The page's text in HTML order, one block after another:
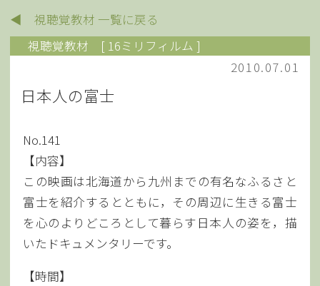
◀ 視聴覚教材 一覧に戻る
視聴覚教材
[ 16ミリフィルム ]
2010.07.01
日本人の富士
No.141
【内容】
この映画は北海道から九州までの有名なふるさと
富士を紹介するとともに，その周辺に生きる富士
を心のよりどころとして暮らす日本人の姿を，描
いたドキュメンタリーです。
【時間】